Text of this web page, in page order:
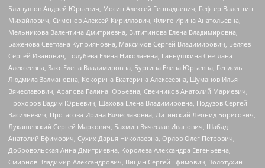
Блинушов Андрей Юрьевич, Мосин Алексей Геннадьевич, Гефтер Валентин
Михайлович, Симонов Алексей Кириллович, Флиге Ирина Анатольевна,
Мельникова Валентина Дмитриевна, Вититинова Елена Владимировна,
Баженова Светлана Куприяновна, Максимов Сергей Владимирович, Беляев
Сергей Иванович, Голубева Елена Николаевна, Ганнушкина Светлана
Алексеевна, Закс Елена Владимировна, Буртина Елена Юрьевна, Гендель
Людмила Залмановна, Кокорина Екатерина Алексеевна, Шуманов Илья
Вячеславович, Арапова Галина Юрьевна, Свечников Анатолий Мариевич,
Прохоров Вадим Юрьевич, Шахова Елена Владимировна, Подузов Сергей
Васильевич, Протасова Ирина Вячеславовна, Литинский Леонид Борисович,
Лукашевский Сергей Маркович, Бахмин Вячеслав Иванович, Шабад
Анатолий Ефимович, Сухих Дарья Николаевна, Орлов Олег Петрович,
Добровольская Анна Дмитриевна, Королева Александра Евгеньевна,
Смирнов Владимир Александрович, Вицин Сергей Ефимович, Золотухин